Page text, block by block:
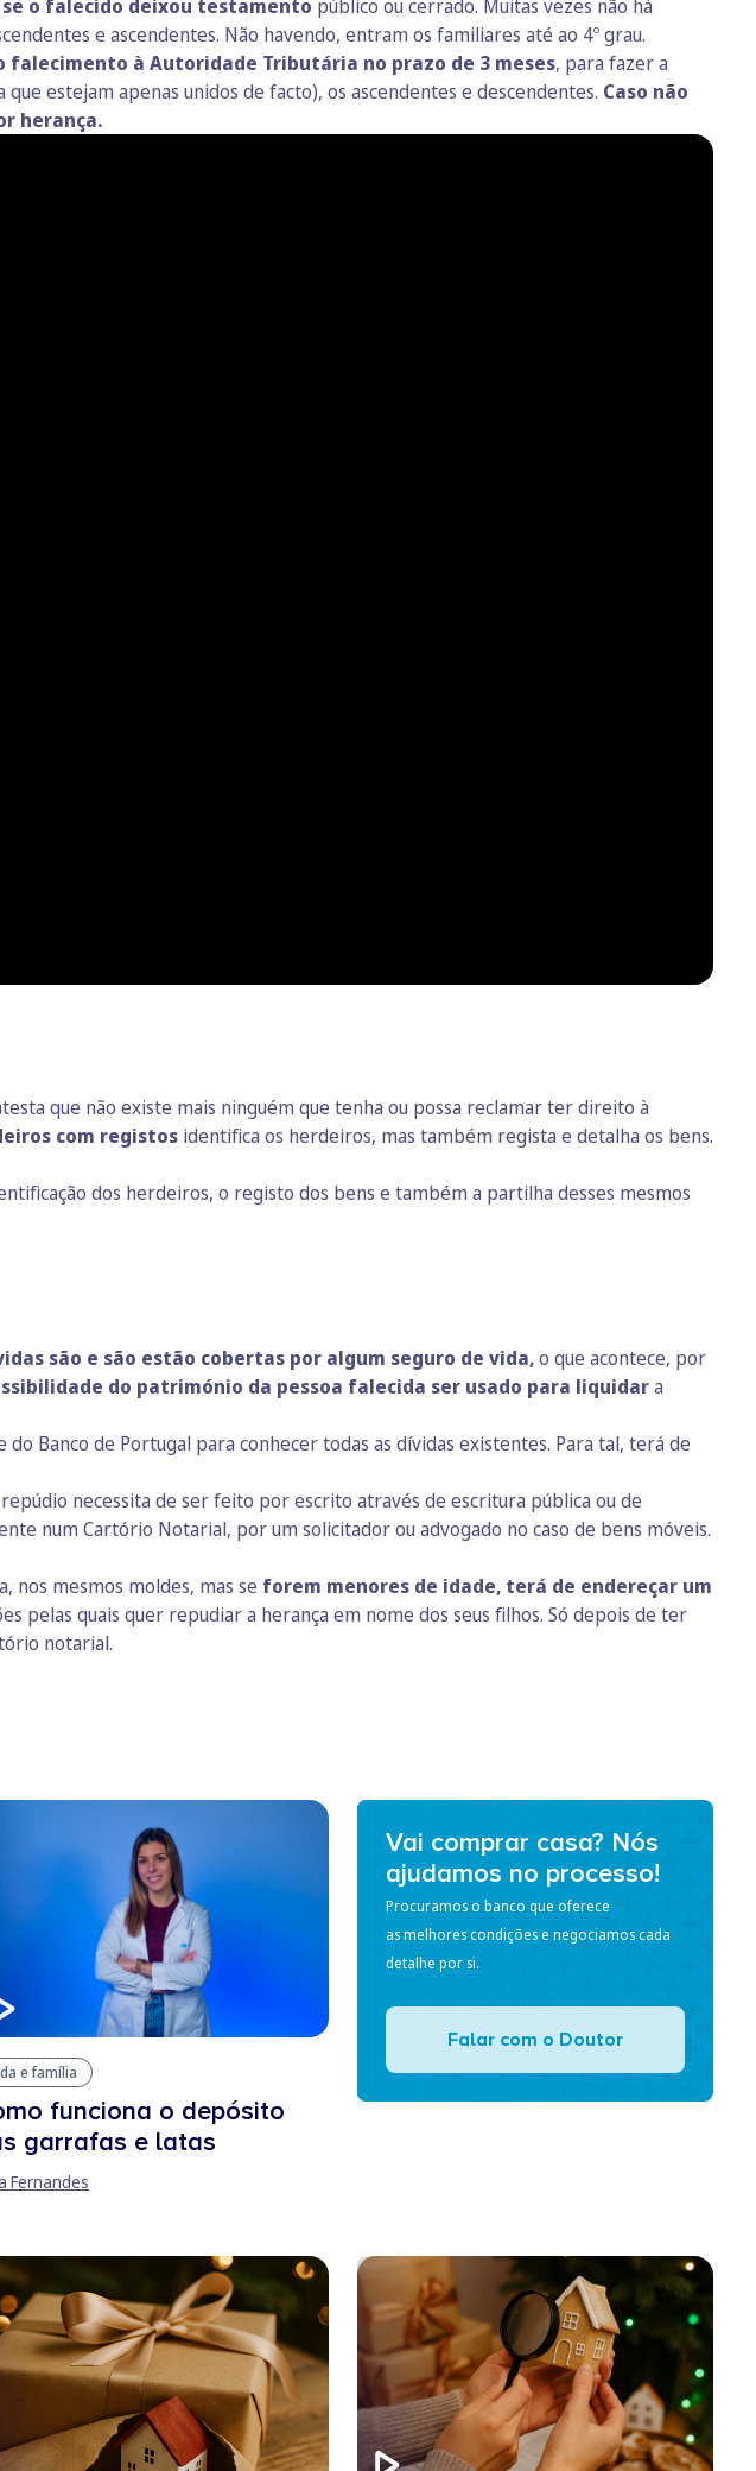
o falecido deixou testamento público ou cerrado. Muitas vezes não há
e ascendentes. Não havendo, entram os familiares até ao 4º grau.
falecimento à Autoridade Tributária no prazo de 3 meses, para fazer a
estejam apenas unidos de facto), os ascendentes e descendentes. Caso não
herança.
que não existe mais ninguém que tenha ou possa reclamar ter direito à
com registos identifica os herdeiros, mas também regista e detalha os bens.
dos herdeiros, o registo dos bens e também a partilha desses mesmos
são e são estão cobertas por algum seguro de vida,o que acontece, por
do património da pessoa falecida ser usado para liquidara
do Banco de Portugal para conhecer todas as dívidas existentes. Para tal, terá de
necessita de ser feito por escrito através de escritura pública ou de
num Cartório Notarial, por um solicitador ou advogado no caso de bens móveis.
nos mesmos moldes, mas se forem menores de idade, terá de endereçar um
pelas quais quer repudiar a herança em nome dos seus filhos. Só depois de ter
notarial.
e família
funciona o depósito
garrafas e latas
Fernandes
Vai comprar casa? Nós
ajudamos no processo!
Procuramos o banco que oferece
as melhores condições e negociamos cada
detalhe por si.
Falar com o Doutor